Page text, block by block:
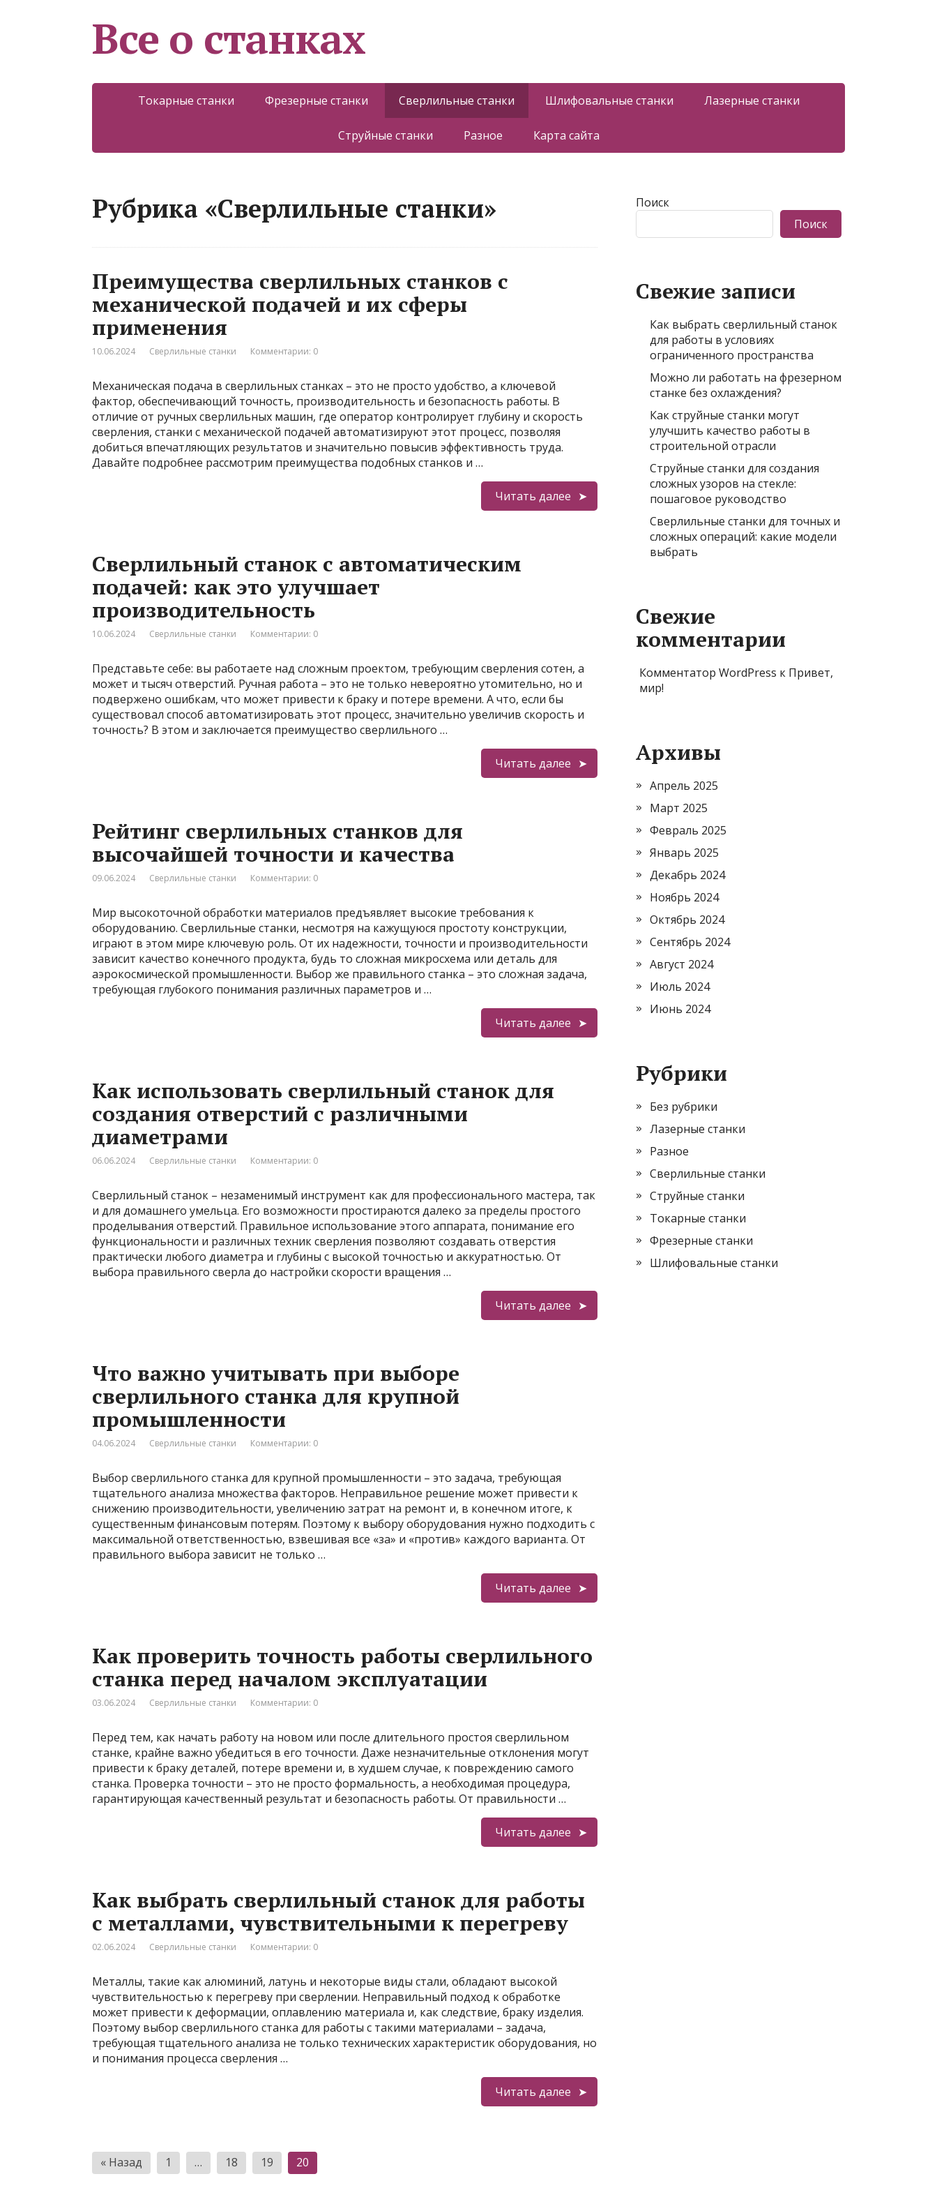
Все о станках
Токарные станки Фрезерные станки Сверлильные станки Шлифовальные станки Лазерные станки
Струйные станки Разное Карта сайта
Рубрика «Сверлильные станки»
Преимущества сверлильных станков с
механической подачей и их сферы
применения
10.06.2024 Сверлильные станки Комментарии: 0
Механическая подача в сверлильных станках – это не просто удобство, а ключевой
фактор, обеспечивающий точность, производительность и безопасность работы. В
отличие от ручных сверлильных машин, где оператор контролирует глубину и скорость
сверления, станки с механической подачей автоматизируют этот процесс, позволяя
добиться впечатляющих результатов и значительно повысив эффективность труда.
Давайте подробнее рассмотрим преимущества подобных станков и …
Читать далее
Сверлильный станок с автоматическим
подачей: как это улучшает
производительность
10.06.2024 Сверлильные станки Комментарии: 0
Представьте себе: вы работаете над сложным проектом, требующим сверления сотен, а
может и тысяч отверстий. Ручная работа – это не только невероятно утомительно, но и
подвержено ошибкам, что может привести к браку и потере времени. А что, если бы
существовал способ автоматизировать этот процесс, значительно увеличив скорость и
точность? В этом и заключается преимущество сверлильного …
Читать далее
Рейтинг сверлильных станков для
высочайшей точности и качества
09.06.2024 Сверлильные станки Комментарии: 0
Мир высокоточной обработки материалов предъявляет высокие требования к
оборудованию. Сверлильные станки, несмотря на кажущуюся простоту конструкции,
играют в этом мире ключевую роль. От их надежности, точности и производительности
зависит качество конечного продукта, будь то сложная микросхема или деталь для
аэрокосмической промышленности. Выбор же правильного станка – это сложная задача,
требующая глубокого понимания различных параметров и …
Читать далее
Как использовать сверлильный станок для
создания отверстий с различными
диаметрами
06.06.2024 Сверлильные станки Комментарии: 0
Сверлильный станок – незаменимый инструмент как для профессионального мастера, так
и для домашнего умельца. Его возможности простираются далеко за пределы простого
проделывания отверстий. Правильное использование этого аппарата, понимание его
функциональности и различных техник сверления позволяют создавать отверстия
практически любого диаметра и глубины с высокой точностью и аккуратностью. От
выбора правильного сверла до настройки скорости вращения …
Читать далее
Что важно учитывать при выборе
сверлильного станка для крупной
промышленности
04.06.2024 Сверлильные станки Комментарии: 0
Выбор сверлильного станка для крупной промышленности – это задача, требующая
тщательного анализа множества факторов. Неправильное решение может привести к
снижению производительности, увеличению затрат на ремонт и, в конечном итоге, к
существенным финансовым потерям. Поэтому к выбору оборудования нужно подходить с
максимальной ответственностью, взвешивая все «за» и «против» каждого варианта. От
правильного выбора зависит не только …
Читать далее
Как проверить точность работы сверлильного
станка перед началом эксплуатации
03.06.2024 Сверлильные станки Комментарии: 0
Перед тем, как начать работу на новом или после длительного простоя сверлильном
станке, крайне важно убедиться в его точности. Даже незначительные отклонения могут
привести к браку деталей, потере времени и, в худшем случае, к повреждению самого
станка. Проверка точности – это не просто формальность, а необходимая процедура,
гарантирующая качественный результат и безопасность работы. От правильности …
Читать далее
Как выбрать сверлильный станок для работы
с металлами, чувствительными к перегреву
02.06.2024 Сверлильные станки Комментарии: 0
Металлы, такие как алюминий, латунь и некоторые виды стали, обладают высокой
чувствительностью к перегреву при сверлении. Неправильный подход к обработке
может привести к деформации, оплавлению материала и, как следствие, браку изделия.
Поэтому выбор сверлильного станка для работы с такими материалами – задача,
требующая тщательного анализа не только технических характеристик оборудования, но
и понимания процесса сверления …
Читать далее
Пагинация
записей
« Назад 1 … 18 19 20
Поиск
Поиск
Свежие записи
Как выбрать сверлильный станок
для работы в условиях
ограниченного пространства
Можно ли работать на фрезерном
станке без охлаждения?
Как струйные станки могут
улучшить качество работы в
строительной отрасли
Струйные станки для создания
сложных узоров на стекле:
пошаговое руководство
Сверлильные станки для точных и
сложных операций: какие модели
выбрать
Свежие
комментарии
Комментатор WordPress к Привет,
мир!
Архивы
Апрель 2025
Март 2025
Февраль 2025
Январь 2025
Декабрь 2024
Ноябрь 2024
Октябрь 2024
Сентябрь 2024
Август 2024
Июль 2024
Июнь 2024
Рубрики
Без рубрики
Лазерные станки
Разное
Сверлильные станки
Струйные станки
Токарные станки
Фрезерные станки
Шлифовальные станки